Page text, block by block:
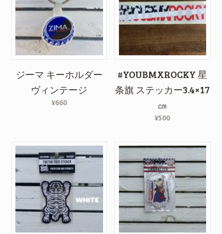
ジーマ キーホルダー
ヴィンテージ
¥660
#YOUBMXROCKY 星
条旗 ステッカー3.4×17
㎝
¥500